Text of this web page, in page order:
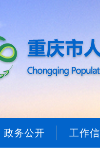
政务公开 工作